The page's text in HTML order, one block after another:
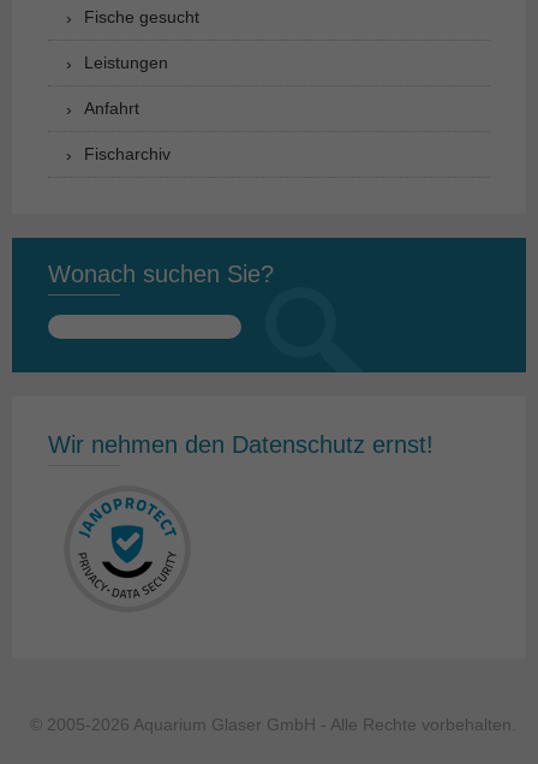
Fische gesucht
Leistungen
Anfahrt
Fischarchiv
Wonach suchen Sie?
Suchen
Wir nehmen den Datenschutz ernst!
© 2005-2026 Aquarium Glaser GmbH - Alle Rechte vorbehalten.